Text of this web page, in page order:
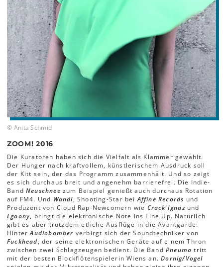
© Anita Schmid
ZOOM! 2016
Die Kuratoren haben sich die Vielfalt als Klammer gewählt.
Der Hunger nach kraftvollem, künstlerischem Ausdruck soll
der Kitt sein, der das Programm zusammenhält. Und so zeigt
es sich durchaus breit und angenehm barrierefrei. Die Indie-
Band Neuschnee zum Beispiel genießt auch durchaus Rotation
auf FM4. Und Wandl, Shooting-Star beiAffine Records und
Produzent von Cloud Rap-Newcomern wie Crack Ignazund
Lgoony, bringt die elektronische Note ins Line Up. Natürlich
gibt es aber trotzdem etliche Ausflüge in die Avantgarde:
HinterAudiobomber verbirgt sich der Soundtechniker von
Fuckhead, der seine elektronischen Geräte auf einem Thron
zwischen zwei Schlagzeugen bedient. Die BandPneuma tritt
mit der besten Blockflötenspielerin Wiens an.Dornig/Vogel